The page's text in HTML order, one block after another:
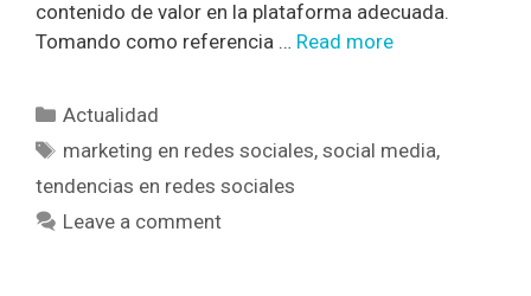
contenido de valor en la plataforma adecuada.
Tomando como referencia … Read more
Actualidad
marketing en redes sociales,social media,
tendencias en redes sociales
Leave a comment